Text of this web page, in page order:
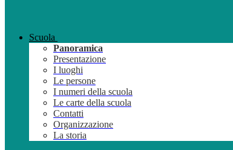
Scuola
Panoramica
Presentazione
I luoghi
Le persone
I numeri della scuola
Le carte della scuola
Contatti
Organizzazione
La storia